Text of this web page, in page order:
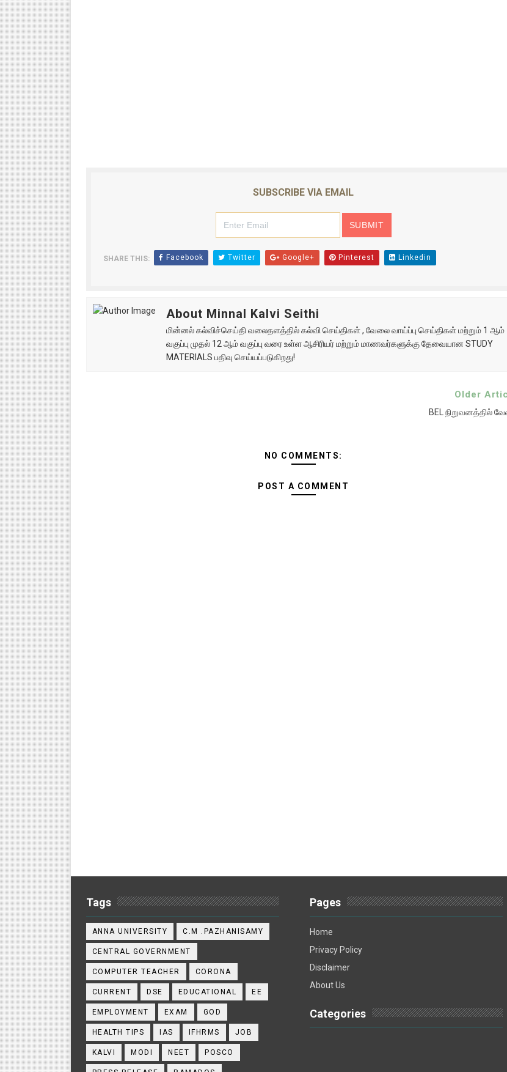
SUBSCRIBE VIA EMAIL
SHARE THIS: Facebook Twitter Google+ Pinterest Linkedin
About Minnal Kalvi Seithi
மின்னல் கல்விச்செய்தி வலைதளத்தில் கல்வி செய்திகள் , வேலை வாய்ப்பு செய்திகள் மற்றும் 1 ஆம்
வகுப்பு முதல் 12 ஆம் வகுப்பு வரை உள்ள ஆசிரியர் மற்றும் மாணவர்களுக்கு தேவையான STUDY
MATERIALS பதிவு செய்யப்படுகிறது!
Older
BEL நிறுவனத்தில்
NO COMMENTS:
POST A COMMENT
Tags
ANNA UNIVERSITY C.M .PAZHANISAMY
CENTRAL GOVERNMENT
COMPUTER TEACHER CORONA
CURRENT DSE EDUCATIONAL EE
EMPLOYMENT EXAM GOD
HEALTH TIPS IAS IFHRMS JOB
KALVI MODI NEET POSCO
Pages
Home
Privacy Policy
Disclaimer
About Us
Categories